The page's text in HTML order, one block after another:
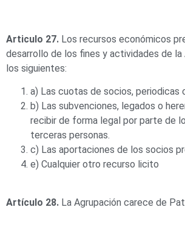
Articulo 27. Los recursos económicos
desarrollo de los fines y actividades de la
los siguientes:
a) Las cuotas de socios, periodicas
b) Las subvenciones, legados o
recibir de forma legal por parte de
terceras personas.
c) Las aportaciones de los socios
e) Cualquier otro recurso licito
Artículo 28. La Agrupación carece de